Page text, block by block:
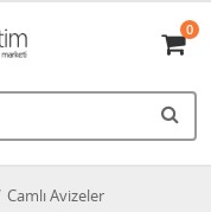
0
Camlı Avizeler